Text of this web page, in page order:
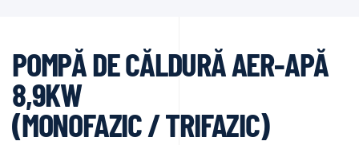
POMPĂ DE CĂLDURĂ AER-APĂ
8,9KW
(MONOFAZIC / TRIFAZIC)